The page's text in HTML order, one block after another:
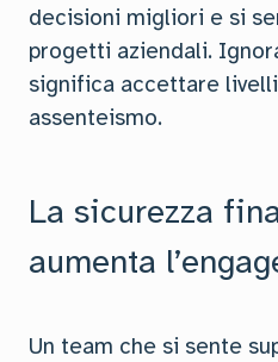
decisioni migliori e si
progetti aziendali.
significa accettare
assenteismo.
La sicurezza
aumenta
Un team che si sente